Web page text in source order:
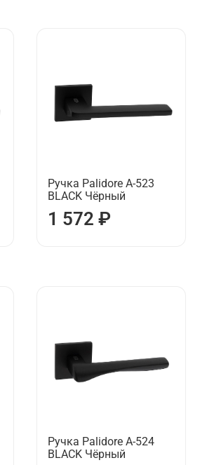
Ручка Palidore А-523
BLACK Чёрный
1 572 ₽
Ручка Palidore А-524
BLACK Чёрный